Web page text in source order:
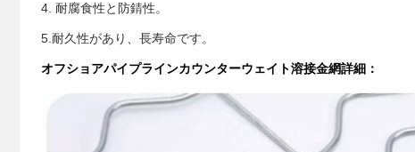
4. 耐腐食性と防錆性。
5.耐久性があり、長寿命です。
オフショアパイプラインカウンターウェイト溶接金網詳細：